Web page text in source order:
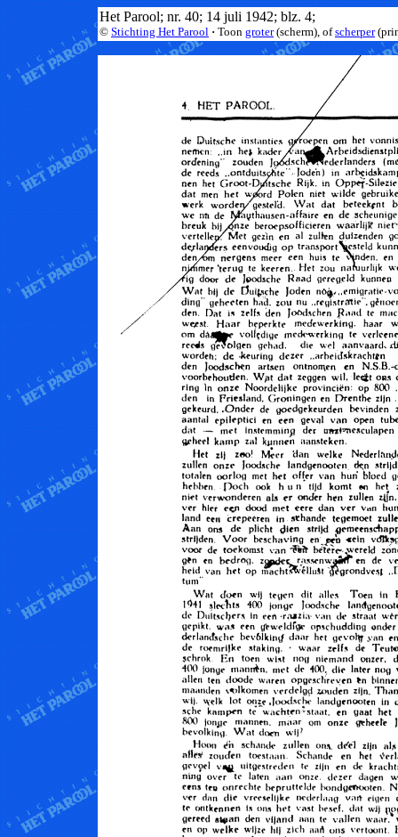
Het Parool; nr. 40; 14 juli 1942; blz. 4;
© Stichting Het Parool · Toon groter(scherm), ofscherper